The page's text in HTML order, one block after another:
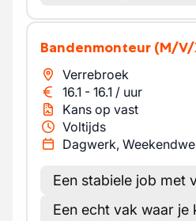
Bandenmonteur (M/V/
Verrebroek
16.1 - 16.1 / uur
Kans op vast
Voltijds
Dagwerk,
Een stabiele job met
Een echt vak waar je